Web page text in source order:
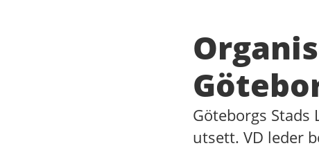
Göteborgs
utsett. VD leder